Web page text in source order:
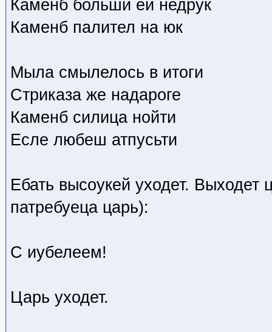
Каменб больши ей недрук
Каменб палител на юк
Мыла смылелось в итоги
Стриказа же надароге
Каменб силица нойти
Есле любеш атпусьти
Ебать высоукей уходет. Выходет
патребуеца царь):
С иубелеем!
Царь уходет.